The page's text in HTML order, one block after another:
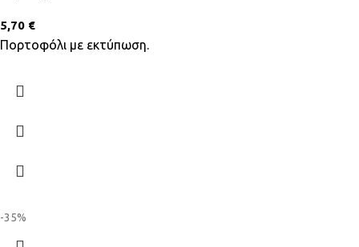
5,70 €
Πορτοφόλι με εκτύπωση.
-35%